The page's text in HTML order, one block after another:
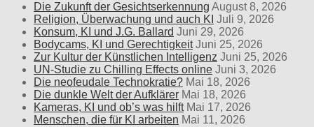
Die Zukunft der Gesichtserkennung August 8, 2026
Religion, Überwachung und auch KI Juli 9, 2026
Konsum, KI und J.G. Ballard Juni 29, 2026
Bodycams, KI und Gerechtigkeit Juni 25, 2026
Zur Kultur der Künstlichen Intelligenz Juni 25, 2026
UN-Studie zu Chilling Effects online Juni 3, 2026
Die neofeudale Technokratie? Mai 18, 2026
Die dunkle Welt der Aufklärer Mai 18, 2026
Kameras, KI und ob’s was hilft Mai 17, 2026
Menschen, die für KI arbeiten Mai 11, 2026